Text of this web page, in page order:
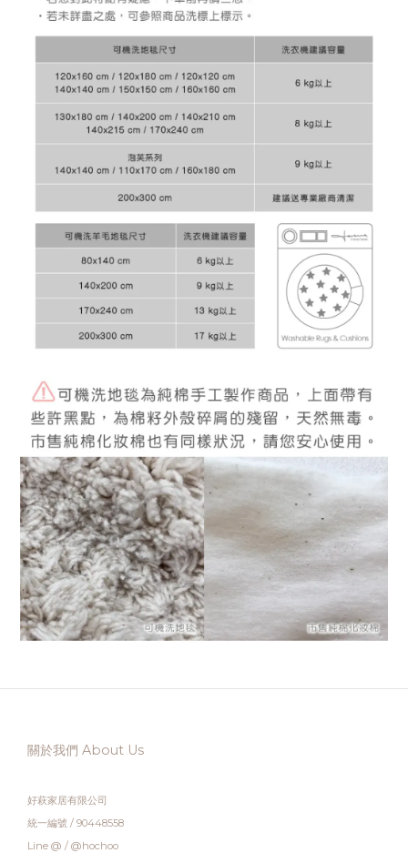
關於我們 About Us
好萩家居有限公司
統一編號 / 90448558
Line @ / @hochoo